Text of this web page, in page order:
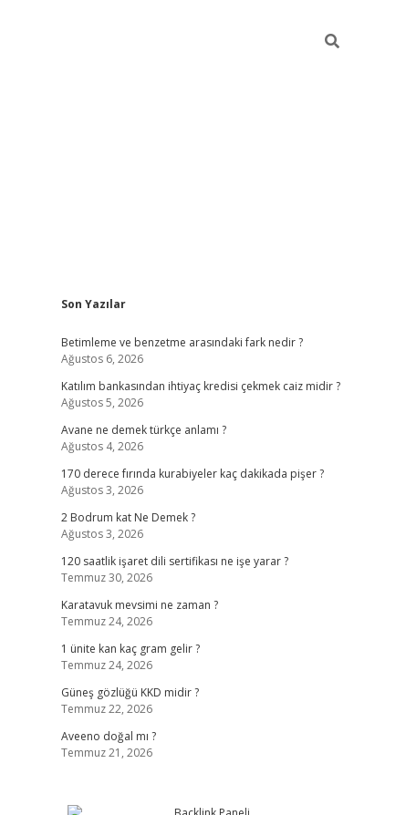
Sidebar
Son Yazılar
Betimleme ve benzetme arasındaki fark nedir ?
Ağustos 6, 2026
Katılım bankasından ihtiyaç kredisi çekmek caiz midir ?
Ağustos 5, 2026
Avane ne demek türkçe anlamı ?
Ağustos 4, 2026
170 derece fırında kurabiyeler kaç dakikada pişer ?
Ağustos 3, 2026
2 Bodrum kat Ne Demek ?
Ağustos 3, 2026
120 saatlik işaret dili sertifikası ne işe yarar ?
Temmuz 30, 2026
Karatavuk mevsimi ne zaman ?
Temmuz 24, 2026
1 ünite kan kaç gram gelir ?
Temmuz 24, 2026
Güneş gözlüğü KKD midir ?
Temmuz 22, 2026
Aveeno doğal mı ?
Temmuz 21, 2026
elexbet yeni giriş adresi